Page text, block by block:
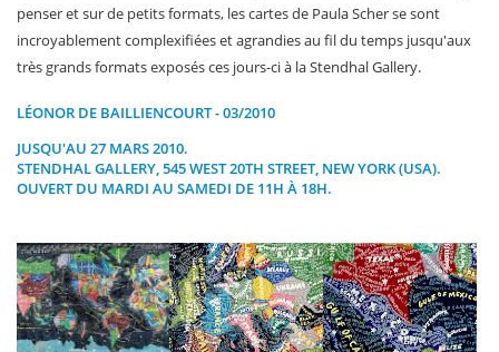
penser et sur de petits formats, les cartes de Paula Scher se sont
incroyablement complexifiées et agrandies au fil du temps jusqu'aux
très grands formats exposés ces jours-ci à la Stendhal Gallery.
LÉONOR DE BAILLIENCOURT - 03/2010
JUSQU'AU 27 MARS 2010.
STENDHAL GALLERY,545 WEST 20TH STREET, NEW YORK (USA).
OUVERT DU MARDI AU SAMEDI DE 11H À 18H.